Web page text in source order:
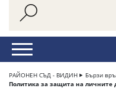
РАЙОНЕН СЪД - ВИДИН
Бързи
Политика за защита на личните